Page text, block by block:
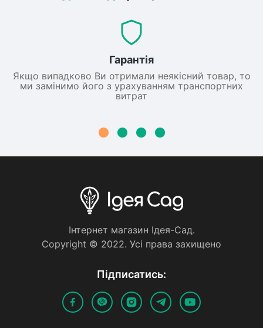
Гарантія
Якщо випадково Ви отримали неякісний товар, то
ми замінимо його з урахуванням транспортних
витрат
Iнтернет магазин Iдея-Сад.
Copyright © 2022. Усi права захищено
Пiдписатись: